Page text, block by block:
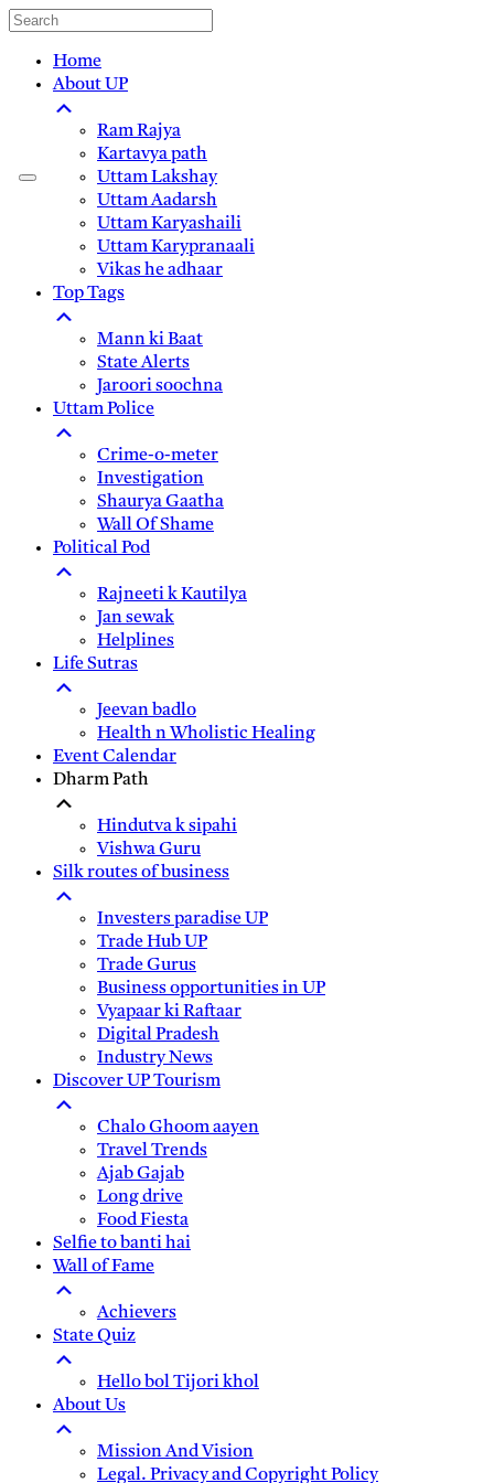
Home
About UP
Ram Rajya
Kartavya path
Uttam Lakshay
Uttam Aadarsh
Uttam Karyashaili
Uttam Karypranaali
Vikas he adhaar
Top Tags
Mann ki Baat
State Alerts
Jaroori soochna
Uttam Police
Crime-o-meter
Investigation
Shaurya Gaatha
Wall Of Shame
Political Pod
Rajneeti k Kautilya
Jan sewak
Helplines
Life Sutras
Jeevan badlo
Health n Wholistic Healing
Event Calendar
Dharm Path
Hindutva k sipahi
Vishwa Guru
Silk routes of business
Investers paradise UP
Trade Hub UP
Trade Gurus
Business opportunities in UP
Vyapaar ki Raftaar
Digital Pradesh
Industry News
Discover UP Tourism
Chalo Ghoom aayen
Travel Trends
Ajab Gajab
Long drive
Food Fiesta
Selfie to banti hai
Wall of Fame
Achievers
State Quiz
Hello bol Tijori khol
About Us
Mission And Vision
Legal. Privacy and Copyright Policy